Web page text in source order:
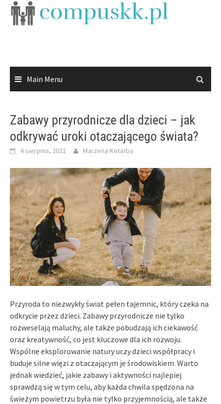
Skip
Main Menu
Zabawy przyrodnicze dla dzieci – jak
odkrywać uroki otaczającego świata?
4 sierpnia, 2021 Marzena Kotarba
Przyroda to niezwykły świat pełen tajemnic, który czeka na
odkrycie przez dzieci. Zabawy przyrodnicze nie tylko
rozweselają maluchy, ale także pobudzają ich ciekawość
oraz kreatywność, co jest kluczowe dla ich rozwoju.
Wspólne eksplorowanie natury uczy dzieci współpracy i
buduje silne więzi z otaczającym je środowiskiem. Warto
jednak wiedzieć, jakie zabawy i aktywności najlepiej
sprawdzą się w tym celu, aby każda chwila spędzona na
świeżym powietrzu była nie tylko przyjemnością, ale także